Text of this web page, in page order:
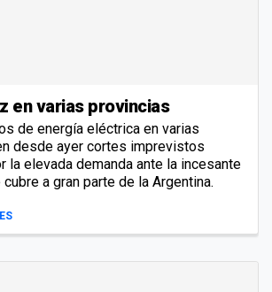
en varias provincias
de energía eléctrica en varias
desde ayer cortes imprevistos
la elevada demanda ante la incesante
a gran parte de la Argentina.